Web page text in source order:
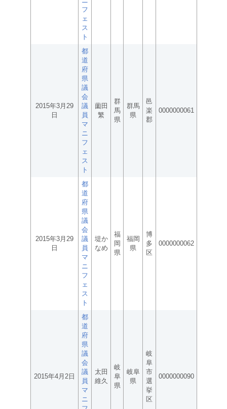
フ
ェ
ス
ト
2015年3月29
日
都
道
府
県
議
会
議
員
マ
ニ
フ
ェ
ス
ト
薗田
繁
群
馬
県
群馬
県
邑
楽
郡
0000000061
2015年3月29
日
都
道
府
県
議
会
議
員
マ
ニ
フ
ェ
ス
ト
堤か
なめ
福
岡
県
福岡
県
博
多
区
0000000062
2015年4月2日
都
道
府
県
議
会
議
員
マ
ニ
太田
維久
岐
阜
県
岐阜
県
岐
阜
市
選
挙
区
0000000090